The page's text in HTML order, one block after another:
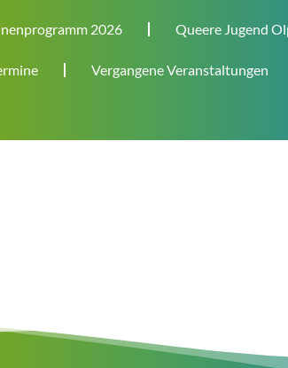
2026 Queere Jugend
Vergangene Veranstaltungen